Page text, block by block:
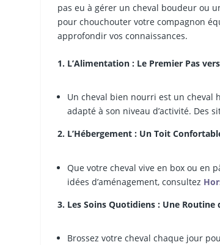
pas eu à gérer un cheval boudeur ou
pour chouchouter votre compagnon
approfondir vos connaissances.
1. L’Alimentation : Le Premier Pas
Un cheval bien nourri est un cheval
adapté à son niveau d’activité. Des
2. L’Hébergement : Un Toit
Que votre cheval vive en box ou en
idées d’aménagement, consultez
3. Les Soins Quotidiens : Une Routine
Brossez votre cheval chaque jour